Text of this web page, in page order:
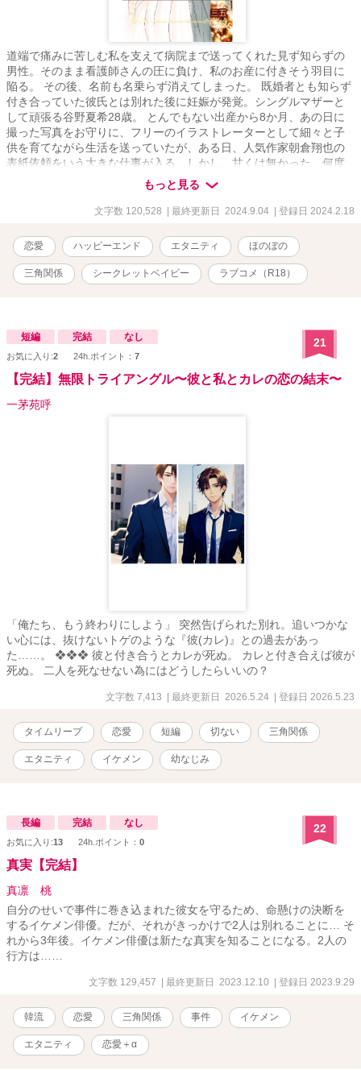
道端で痛みに苦しむ私を支えて病院まで送ってくれた見ず知らずの
男性。そのまま看護師さんの圧に負け、私のお産に付きそう羽目に
陥る。 その後、名前も名乗らず消えてしまった。 既婚者とも知らず
付き合っていた彼氏とは別れた後に妊娠が発覚。シングルマザーと
して頑張る谷野夏希28歳。 とんでもない出産から8か月、あの日に
撮った写真をお守りに、フリーのイラストレーターとして細々と子
供を育てながら生活を送っていたが、ある日、人気作家朝倉翔也の
表紙依頼をいう大きな仕事が入る。しかし、甘くは無かった、何度
もリテイクをだされプロの仕事の厳しさを知る。朝倉翔也との仕事
の打ち合わせの最中、子育てで疲弊していた谷野夏希はオモチャに
足を引っかけ悲鳴と共に転んで携帯電話を壊してしまう。心配して
てに自分の写った写真を見つける。その時初めてお互いにあの日の
妊婦である事。あの日救ってくれた人であることを知る事となる。
仕事相手から憧れの人へ、そして、好きな人に変わるのに時間はか
からなかった。 やがて、その想いが募った頃に、子供の父親でもあ
もっと見る
文字数 120,528 | 最終更新日 2024.9.04 | 登録日 2024.2.18
恋愛 ハッピーエンド エタニティ ほのぼの
三角関係 シークレットベイビー ラブコメ（R18）
短編 完結 なし
お気に入り:2 24h.ポイント： 7
21
【完結】無限トライアングル〜彼と私とカレの恋の結末〜
一茅苑呼
「俺たち、もう終わりにしよう」 突然告げられた別れ。追いつかな
い心には、抜けないトゲのような『彼(カレ)』との過去があっ
た……。 ❖❖❖ 彼と付き合うとカレが死ぬ。 カレと付き合えば彼が
死ぬ。 二人を死なせない為にはどうしたらいいの？
文字数 7,413 | 最終更新日 2026.5.24 | 登録日 2026.5.23
タイムリープ 恋愛 短編 切ない 三角関係
エタニティ イケメン 幼なじみ
長編 完結 なし
お気に入り:13 24h.ポイント： 0
22
真実【完結】
真凛 桃
自分のせいで事件に巻き込まれた彼女を守るため、命懸けの決断を
するイケメン俳優。だが、それがきっかけで2人は別れることに… そ
れから3年後。イケメン俳優は新たな真実を知ることになる。2人の
行方は……
文字数 129,457 | 最終更新日 2023.12.10 | 登録日 2023.9.29
韓流 恋愛 三角関係 事件 イケメン
エタニティ 恋愛＋α